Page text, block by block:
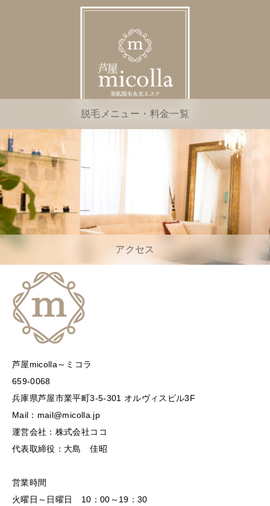
脱毛メニュー・料金一覧
アクセス
芦屋micolla～ミコラ
659-0068
兵庫県芦屋市業平町3-5-301 オルヴィスビル3F
Mail：mail@micolla.jp
運営会社：株式会社ココ
代表取締役：大島 佳昭
営業時間
火曜日～日曜日 10：00～19：30